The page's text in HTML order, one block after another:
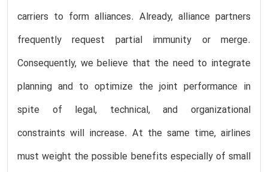
carriers to form alliances. Already, alliance partners
frequently request partial immunity or merge.
Consequently, we believe that the need to integrate
planning and to optimize the joint performance in
spite of legal, technical, and organizational
constraints will increase. At the same time, airlines
must weight the possible benefits especially of small